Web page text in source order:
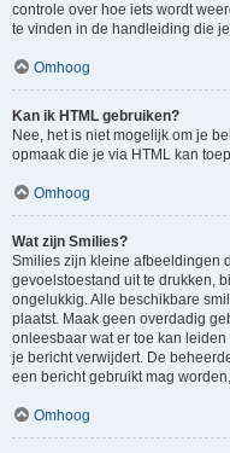
controle over hoe iets wordt
te vinden in de handleiding die
Omhoog
Kan ik HTML gebruiken?
Nee, het is niet mogelijk om je
opmaak die je via HTML kan
Omhoog
Wat zijn Smilies?
Smilies zijn kleine afbeeldingen
gevoelstoestand uit te drukken,
ongelukkig. Alle beschikbare
plaatst. Maak geen overdadig
onleesbaar wat er toe kan
je bericht verwijdert. De
een bericht gebruikt mag
Omhoog